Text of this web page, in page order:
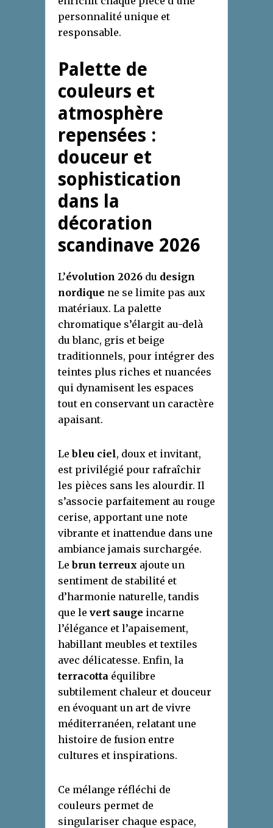
personnalité unique et
responsable.
Palette de
couleurs et
atmosphère
repensées :
douceur et
sophistication
dans la
décoration
scandinave 2026
L’évolution 2026 du design
nordique ne se limite pas aux
matériaux. La palette
chromatique s’élargit au-delà
du blanc, gris et beige
traditionnels, pour intégrer des
teintes plus riches et nuancées
qui dynamisent les espaces
tout en conservant un caractère
apaisant.
Lebleu ciel, doux et invitant,
est privilégié pour rafraîchir
les pièces sans les alourdir. Il
s’associe parfaitement au rouge
cerise, apportant une note
vibrante et inattendue dans une
ambiance jamais surchargée.
Lebrun terreux ajoute un
sentiment de stabilité et
d’harmonie naturelle, tandis
que le vert sauge incarne
l’élégance et l’apaisement,
habillant meubles et textiles
avec délicatesse. Enfin, la
terracotta équilibre
subtilement chaleur et douceur
en évoquant un art de vivre
méditerranéen, relatant une
histoire de fusion entre
cultures et inspirations.
Ce mélange réfléchi de
couleurs permet de
singulariser chaque espace,